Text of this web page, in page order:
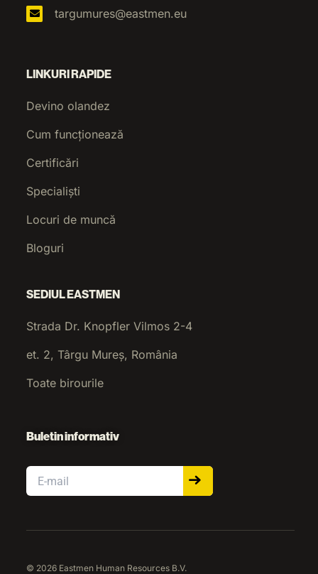
targumures@eastmen.eu
LINKURI RAPIDE
Devino olandez
Cum funcționează
Certificări
Specialiști
Locuri de muncă
Bloguri
SEDIUL EASTMEN
Strada Dr. Knopfler Vilmos 2-4
et. 2, Târgu Mureș, România
Toate birourile
Buletin informativ
Email
© 2026 Eastmen Human Resources B.V.